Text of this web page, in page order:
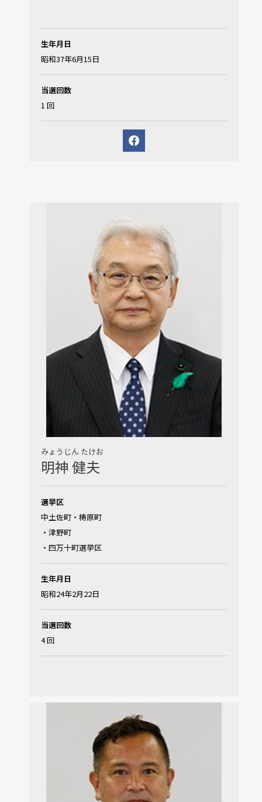
生年月日
昭和37年6月15日
当選回数
1 回
みょうじん たけお
明神 健夫
選挙区
中土佐町・梼原町
・津野町
・四万十町選挙区
生年月日
昭和24年2月22日
当選回数
4 回